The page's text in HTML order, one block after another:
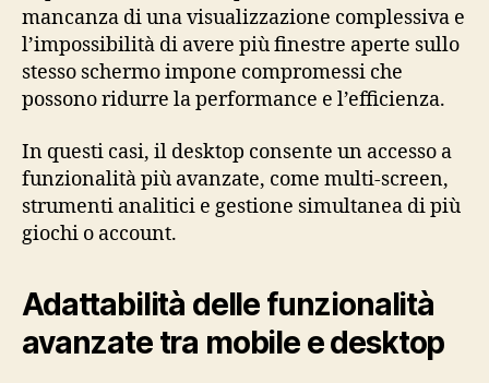
mancanza di una visualizzazione complessiva e
l’impossibilità di avere più finestre aperte sullo
stesso schermo impone compromessi che
possono ridurre la performance e l’efficienza.
In questi casi, il desktop consente un accesso a
funzionalità più avanzate, come multi-screen,
strumenti analitici e gestione simultanea di più
giochi o account.
Adattabilità delle funzionalità
avanzate tra mobile e desktop